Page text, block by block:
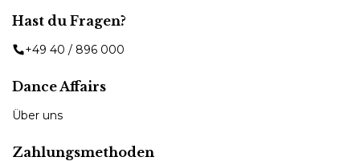
Hast du Fragen?
+49 40 / 896 000
Dance Affairs
Über uns
Zahlungsmethoden